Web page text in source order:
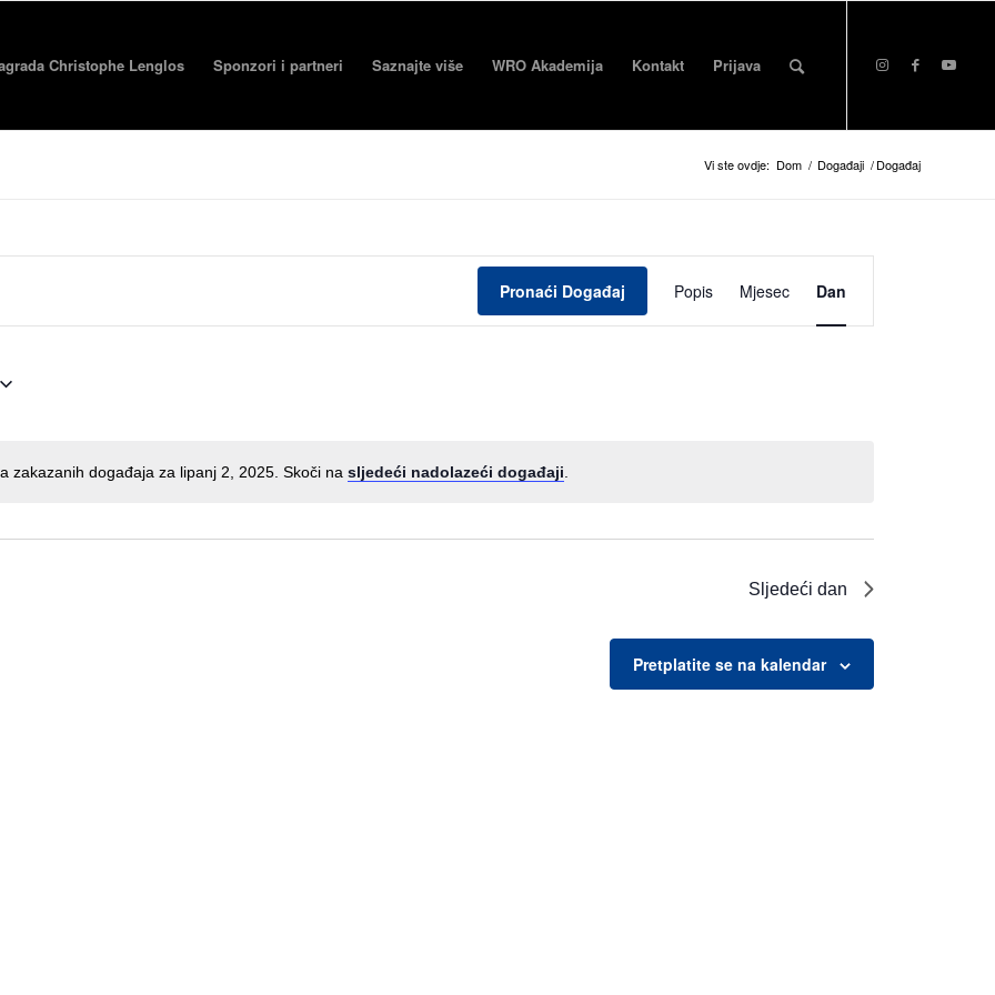
Christophe Lenglos Sponzori i partneri Saznajte više WRO Akademija Kontakt Prijava
Vi ste ovdje: Dom / Događaji /Događaj
zakazanih događaja za lipanj 2, 2025. Skoči na sljedeći nadolazeći događaji
Pronaći Događaj
Događaj
Pogled
Popis Mjesec Dan
Sljedeći dan
Pretplatite se na kalendar